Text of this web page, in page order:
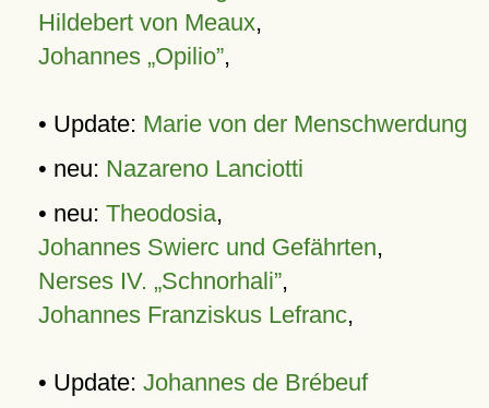
Hildebert von Meaux,
Johannes „Opilio”,
• Update: Marie von der Menschwerdung
• neu: Nazareno Lanciotti
• neu: Theodosia,
Johannes Swierc und Gefährten,
Nerses IV. „Schnorhali”,
Johannes Franziskus Lefranc,
• Update: Johannes de Brébeuf